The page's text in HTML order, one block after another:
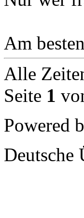
Am
Alle
Seite 1
Powered
Deutsche